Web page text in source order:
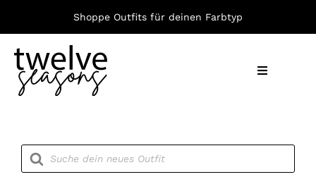
springen
Shoppe Outfits für deinen Farbtyp
Toggle
Products
search